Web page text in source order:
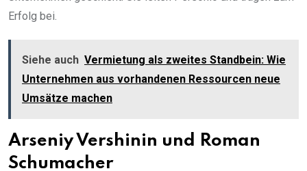
Erfolg bei.
Siehe auch Vermietung als zweites Standbein: Wie
Unternehmen aus vorhandenen Ressourcen neue
Umsätze machen
Arseniy Vershinin und Roman
Schumacher